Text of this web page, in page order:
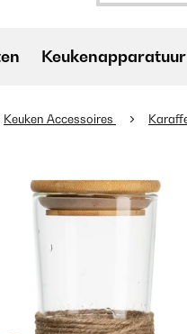
Keukenapparatuur
Keuken Accessoires